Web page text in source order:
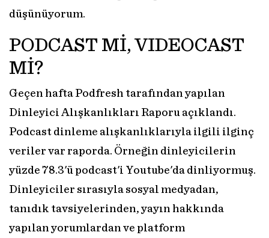
düşünüyorum.
PODCAST Mİ, VIDEOCAST
Mİ?
Geçen hafta Podfresh tarafından yapılan
Dinleyici Alışkanlıkları Raporu açıklandı.
Podcast dinleme alışkanlıklarıyla ilgili ilginç
veriler var raporda. Örneğin dinleyicilerin
yüzde 78.3'ü podcast'i Youtube'da dinliyormuş.
Dinleyiciler sırasıyla sosyal medyadan,
tanıdık tavsiyelerinden, yayın hakkında
yapılan yorumlardan ve platform